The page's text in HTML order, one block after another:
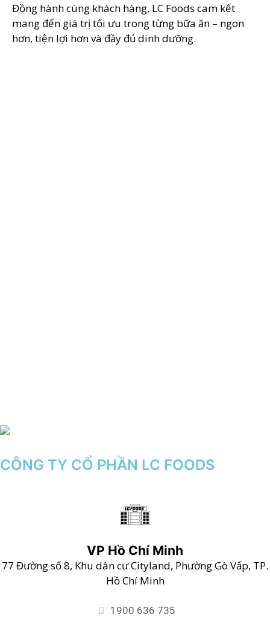
Đồng hành cùng khách hàng, LC Foods cam kết
mang đến giá trị tối ưu trong từng bữa ăn – ngon
hơn, tiện lợi hơn và đầy đủ dinh dưỡng.
CÔNG TY CỔ PHẦN LC FOODS
VP Hồ Chí Minh
77 Đường số 8, Khu dân cư Cityland, Phường Gò Vấp, TP.
Hồ Chí Minh
1900 636 735